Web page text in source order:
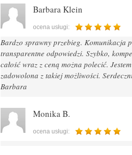
Barbara Klein
ocena usługi:
Bardzo sprawny przebieg. Komunikacja
transparentne odpowiedzi. Szybko,
całość wraz z ceną można polecić.
zadowolona z takiej możliwości.
Barbara
Monika B.
ocena usługi: